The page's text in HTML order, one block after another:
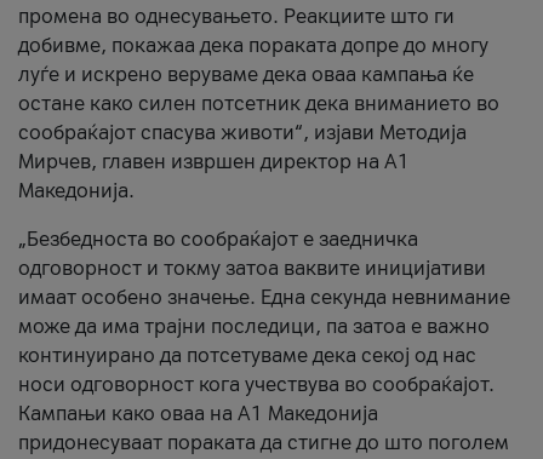
промена во однесувањето. Реакциите што ги
добивме, покажаа дека пораката допре до многу
луѓе и искрено веруваме дека оваа кампања ќе
остане како силен потсетник дека вниманието во
сообраќајот спасува животи“, изјави Методија
Мирчев, главен извршен директор на А1
Македонија.
„Безбедноста во сообраќајот е заедничка
одговорност и токму затоа ваквите иницијативи
имаат особено значење. Една секунда невнимание
може да има трајни последици, па затоа е важно
континуирано да потсетуваме дека секој од нас
носи одговорност кога учествува во сообраќајот.
Кампањи како оваа на A1 Македонија
придонесуваат пораката да стигне до што поголем